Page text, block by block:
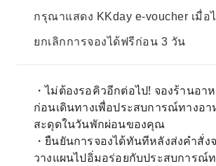
กรุณาแสดง KKday e-voucher เมื่อ
ยกเลิกการจองได้ฟรีก่อน 3 วัน
・ไม่ต้องรอคิวอีกต่อไป! จองร้านอา
ก่อนเดินทางเพื่อประสบการณ์ทางอ
สะดุดในวันพักผ่อนของคุณ
・ยืนยันการจองได้ทันทีหลังส่งคำสั่ง
วางแผนไปอิ่มอร่อยกับประสบการณ์